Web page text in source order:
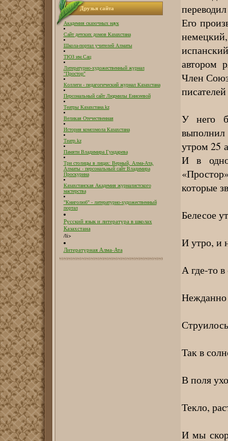
Друзья сайта
Академия сказочных наук
Сайт детских домов Казахстана
Школа-портал учителей Алматы
ТЮЗ им.Сац
Литературно-художественный журнал
"Простор"
Коллеги - педагогический журнал Казахстана
Персональный сайт Людмилы Енисеевой
Театры Казахстана.kz
Великая Отечественная
История комсомола Казахстана
Театр.kz
Памяти Владимира Гундарева
Три столицы в лицах: Верный, Алма-Ата,
Алматы - персональный сайт Владимира
Проскурина
Казахстанская Академия журналистского
мастерства
"Книголюб" - литературно-художественный
портал
Русский язык и литература в школах
Казахстана
/li>
Литературная Алма-Ата
Его
автором
Член
У него
утром 25
И в
которые
Белесое
И утро, и
А где-то
Нежданно
Так в
В поля
Текло,
И мы